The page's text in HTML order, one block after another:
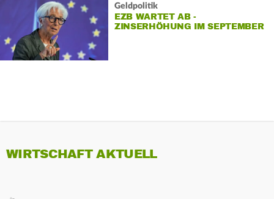
Geldpolitik
EZB WARTET AB -
ZINSERHÖHUNG IM SEPTEMBER
WIRTSCHAFT AKTUELL